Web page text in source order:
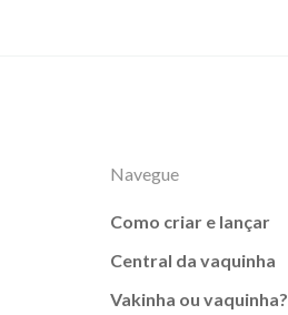
Navegue
Como criar e lançar
Central da vaquinha
Vakinha ou vaquinha?